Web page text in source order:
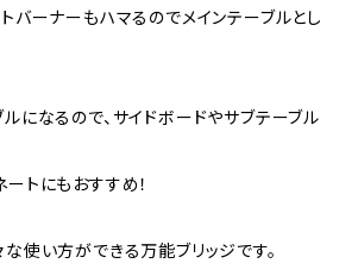
バーナーもハマるのでメインテーブルとし
ルになるので、サイドボードやサブテーブル
トにもおすすめ！
使い方ができる万能ブリッジです。